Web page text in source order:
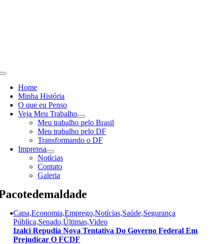
Toggle
NavigationHome
Minha História
O que eu Penso
Veja Meu Trabalho
Meu trabalho pelo Brasil
Meu trabalho pelo DF
Transformando o DF
Imprensa
Notícias
Contato
Galeria
Capa,Economia,Emprego,Notícias,Saúde,Segurança
Pública,Senado,Últimas,Video
Izalci Repudia Nova Tentativa Do Governo Federal Em
Prejudicar O FCDF